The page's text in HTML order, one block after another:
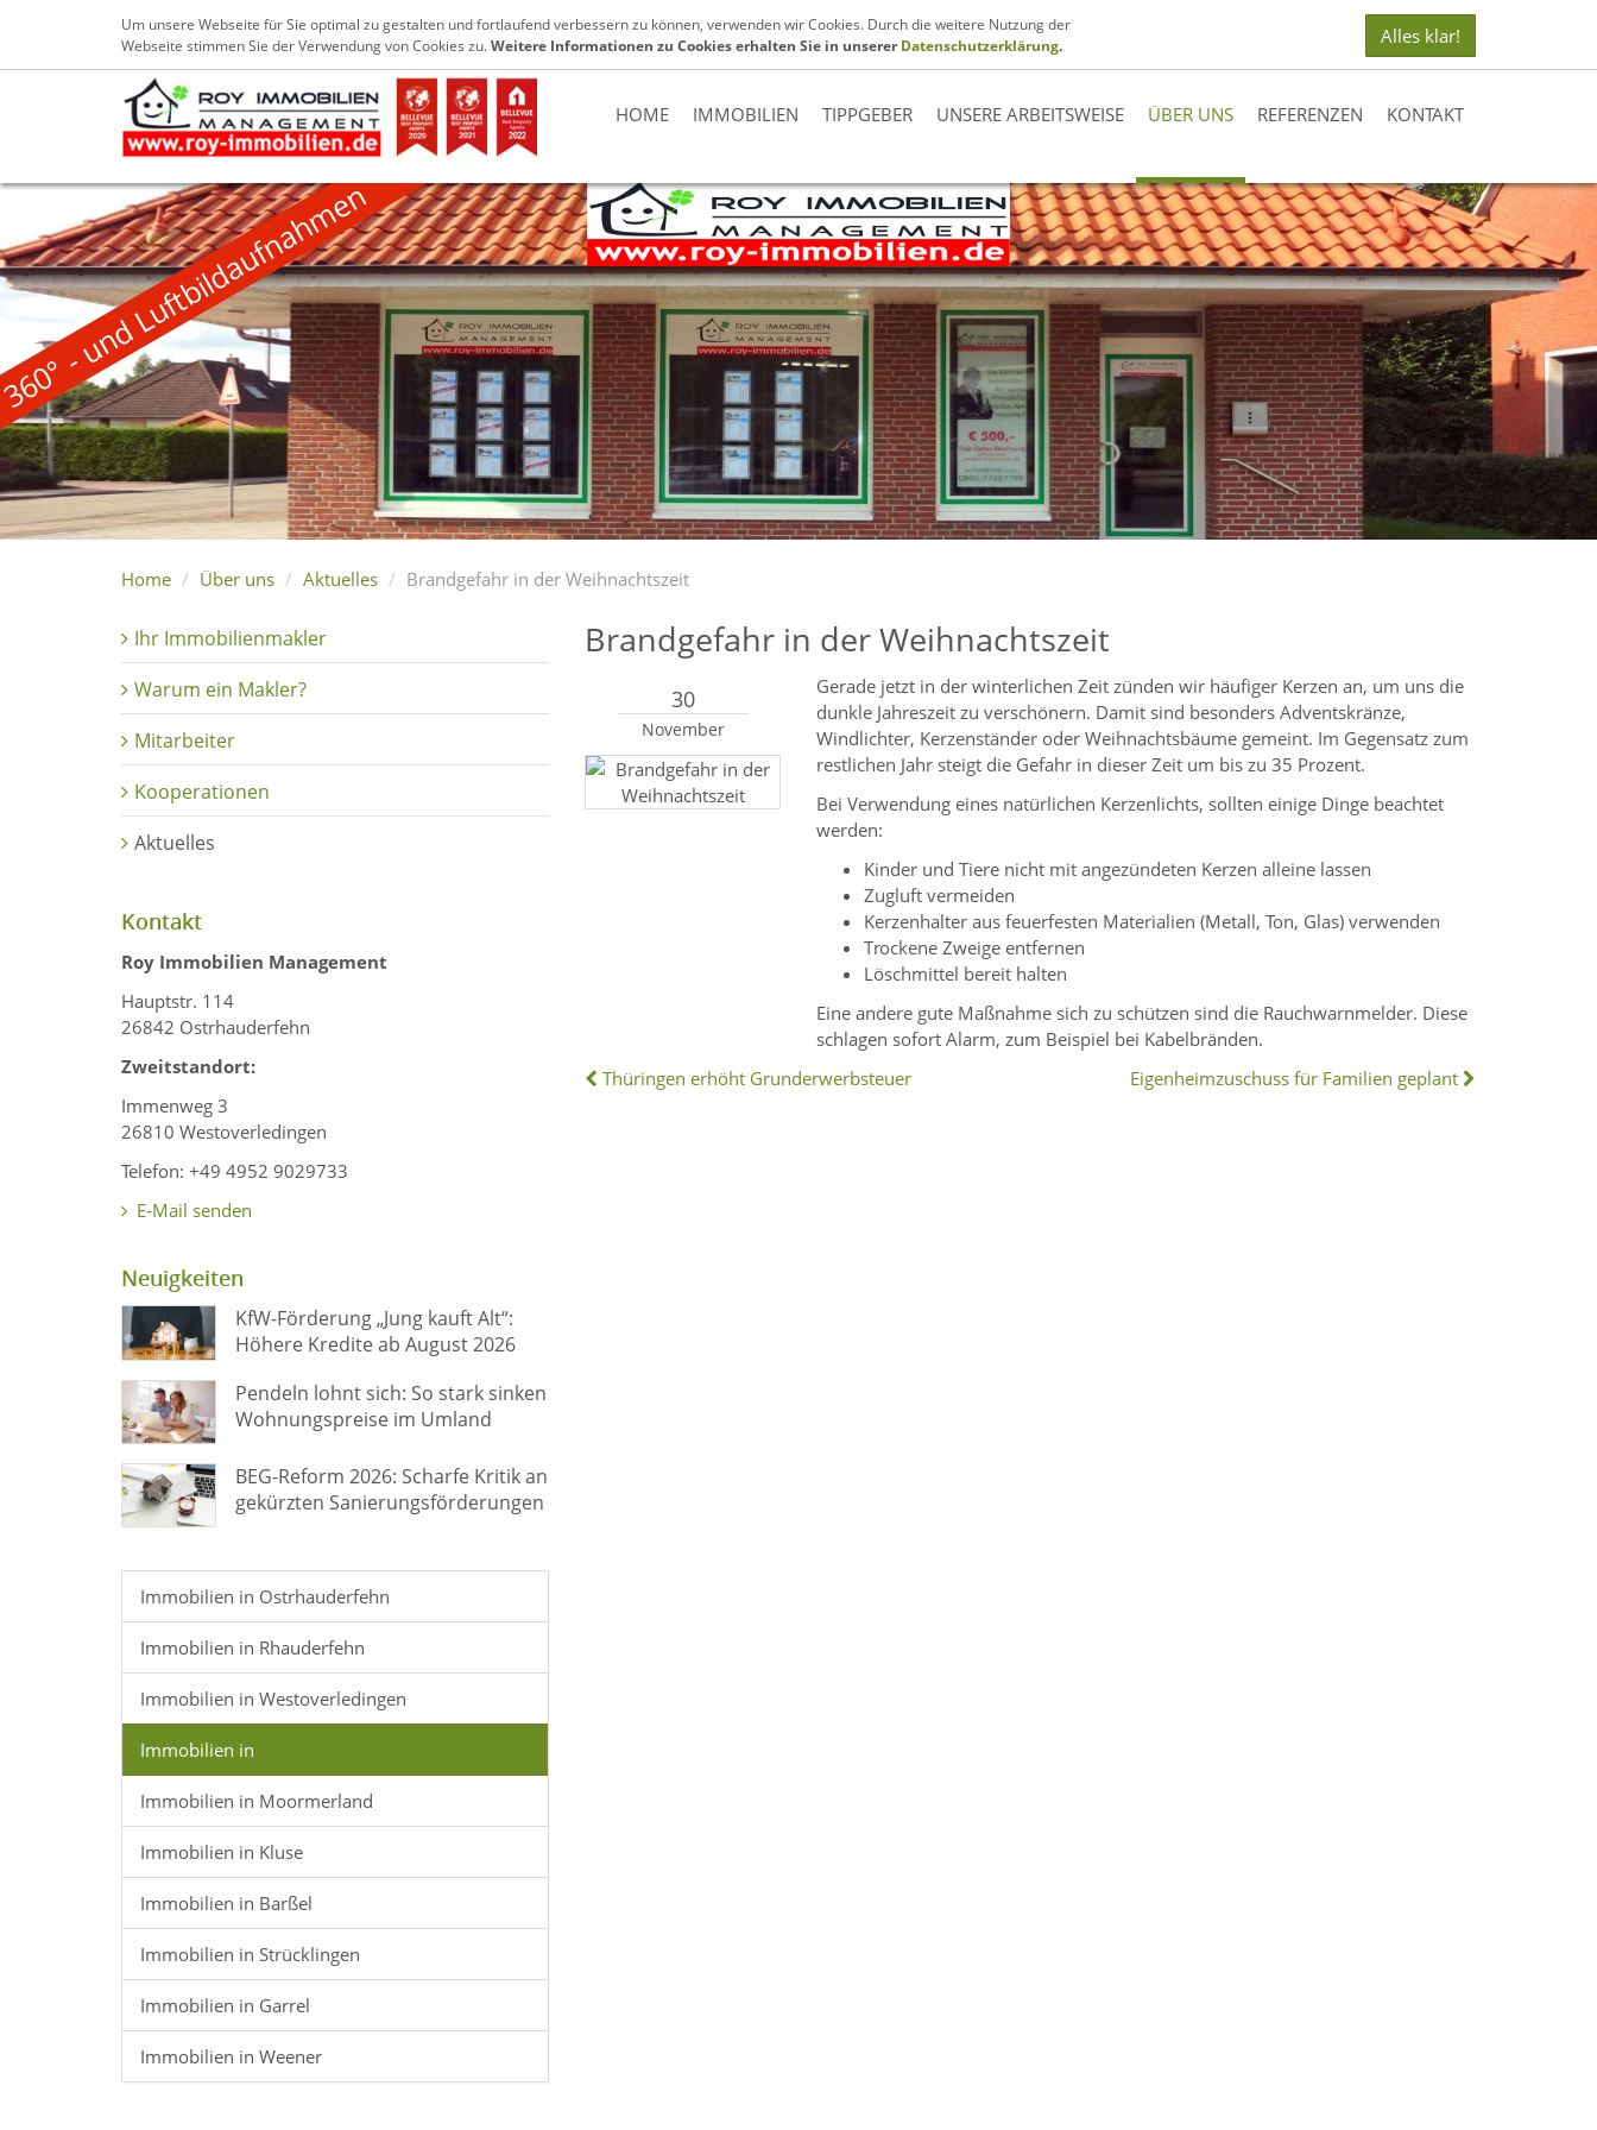
+49 4952 9029733 info@roy-immobilien.de
HOME IMMOBILIEN TIPPGEBER UNSERE ARBEITSWEISE ÜBER UNS REFERENZEN KONTAKT
- und Luftbildaufnahmen
Home Über uns Aktuelles Brandgefahr in der Weihnachtszeit
Brandgefahr in der Weihnachtszeit
30
November
Gerade jetzt in der winterlichen Zeit zünden wir häufiger Kerzen an, um uns die
dunkle Jahreszeit zu verschönern. Damit sind besonders Adventskränze,
Windlichter, Kerzenständer oder Weihnachtsbäume gemeint. Im Gegensatz zum
restlichen Jahr steigt die Gefahr in dieser Zeit um bis zu 35 Prozent.
Bei Verwendung eines natürlichen Kerzenlichts, sollten einige Dinge beachtet
werden:
Kinder und Tiere nicht mit angezündeten Kerzen alleine lassen
Zugluft vermeiden
Kerzenhalter aus feuerfesten Materialien (Metall, Ton, Glas) verwenden
Trockene Zweige entfernen
Löschmittel bereit halten
Eine andere gute Maßnahme sich zu schützen sind die Rauchwarnmelder. Diese
schlagen sofort Alarm, zum Beispiel bei Kabelbränden.
Thüringen erhöht Grunderwerbsteuer
Eigenheimzuschuss für Familien geplant
Ihr Immobilienmakler
Warum ein Makler?
Mitarbeiter
Kooperationen
Aktuelles
Kontakt
Roy Immobilien Management
Hauptstr. 114
26842 Ostrhauderfehn
Zweitstandort:
Immenweg 3
26810 Westoverledingen
Telefon: +49 4952 9029733
E-Mail senden
Neuigkeiten
KfW-Förderung „Jung kauft Alt“:
Höhere Kredite ab August 2026
Pendeln lohnt sich: So stark sinken
Wohnungspreise im Umland
BEG-Reform 2026: Scharfe Kritik an
gekürzten Sanierungsförderungen
Immobilien in Ostrhauderfehn
Immobilien in Rhauderfehn
Immobilien in Westoverledingen
Immobilien in
Immobilien in Moormerland
Immobilien in Kluse
Immobilien in Barßel
Immobilien in Strücklingen
Immobilien in Garrel
Immobilien in Weener
Um unsere Webseite für Sie optimal zu gestalten und fortlaufend verbessern zu können, verwenden wir Cookies. Durch die weitere Nutzung der
Webseite stimmen Sie der Verwendung von Cookies zu.Weitere Informationen zu Cookies erhalten Sie in unsererDatenschutzerklärung. Alles klar!